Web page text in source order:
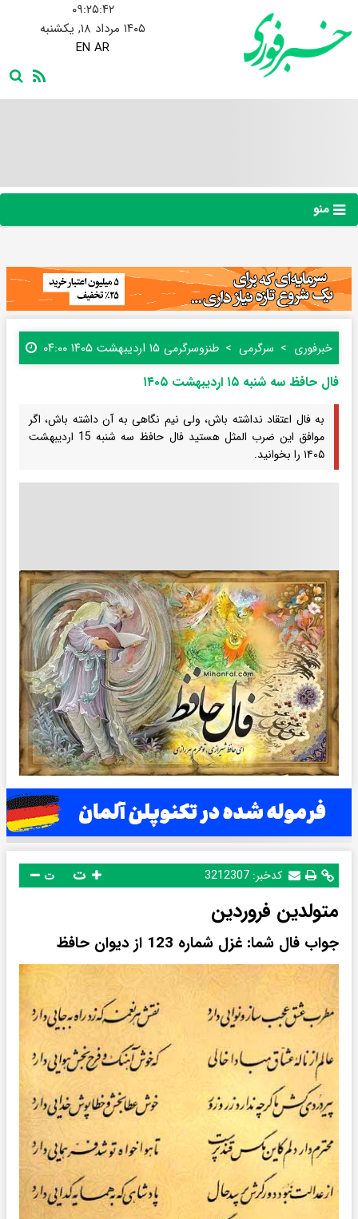
۰۹:۲۵:۴۳
۱۴۰۵ مرداد ۱۸, یکشنبه
EN AR
منو
خبرفوری سرگرمی طنز‌و‌سرگرمی ۱۵ اردیبهشت ۱۴۰۵ ۰۴:۰۰
فال حافظ سه شنبه ۱۵ اردیبهشت ۱۴۰۵
به فال اعتقاد نداشته باش، ولی نیم نگاهی به آن داشته باش، اگر
موافق این ضرب المثل هستید فال حافظ سه شنبه 15 اردیبهشت
۱۴۰۵ را بخوانید.
کدخبر: 3212307 ت
متولدین فروردین
جواب فال شما: غزل شماره 123 از دیوان حافظ